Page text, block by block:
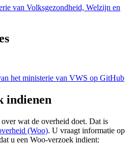
van Volksgezondheid, Welzijn en
het ministerie van VWS op GitHub
indienen
wat de overheid doet. Dat is
(Woo). U vraagt informatie op
u een Woo-verzoek indient: